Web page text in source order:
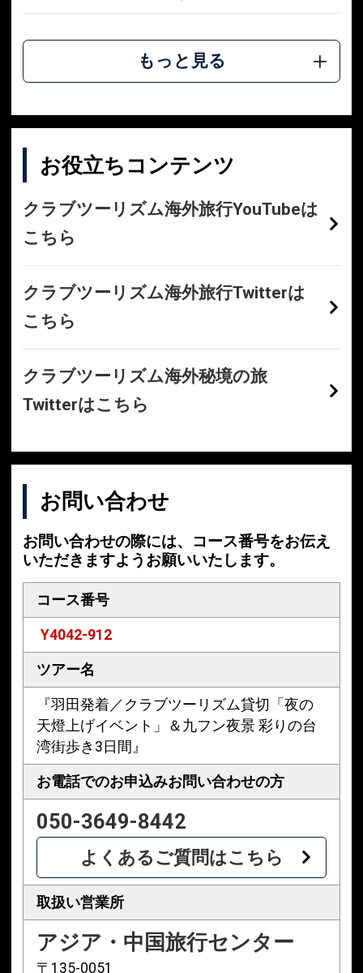
もっと見る
お役立ちコンテンツ
クラブツーリズム海外旅行YouTubeは
こちら
クラブツーリズム海外旅行Twitterは
こちら
クラブツーリズム海外秘境の旅
Twitterはこちら
お問い合わせ
お問い合わせの際には、コース番号をお伝え
いただきますようお願いいたします。
コース番号
Y4042-912
ツアー名
『羽田発着／クラブツーリズム貸切「夜の
天燈上げイベント」＆九フン夜景 彩りの台
湾街歩き3日間』
お電話でのお申込みお問い合わせの方
050-3649-8442
よくあるご質問はこちら
取扱い営業所
アジア・中国旅行センター
〒135-0051